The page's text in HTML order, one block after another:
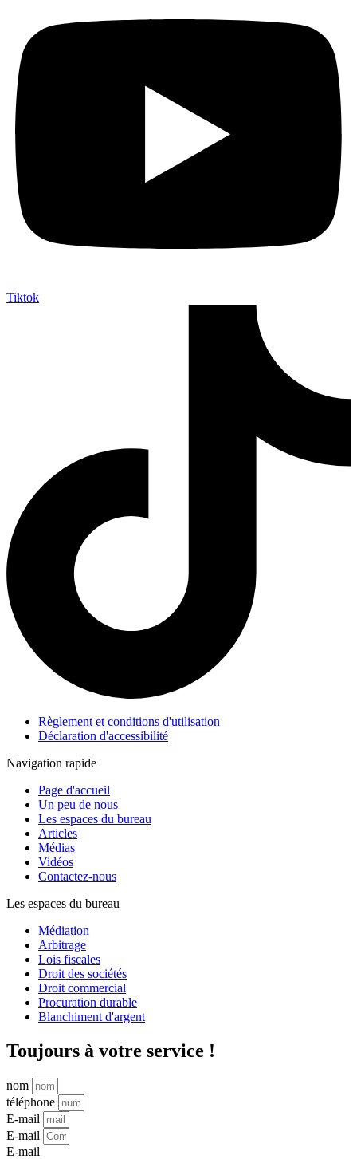
Tiktok
Règlement et conditions d'utilisation
Déclaration d'accessibilité
Navigation rapide
Page d'accueil
Un peu de nous
Les espaces du bureau
Articles
Médias
Vidéos
Contactez-nous
Les espaces du bureau
Médiation
Arbitrage
Lois fiscales
Droit des sociétés
Droit commercial
Procuration durable
Blanchiment d'argent
Toujours à votre service !
nom
téléphone
E-mail
E-mail
E-mail